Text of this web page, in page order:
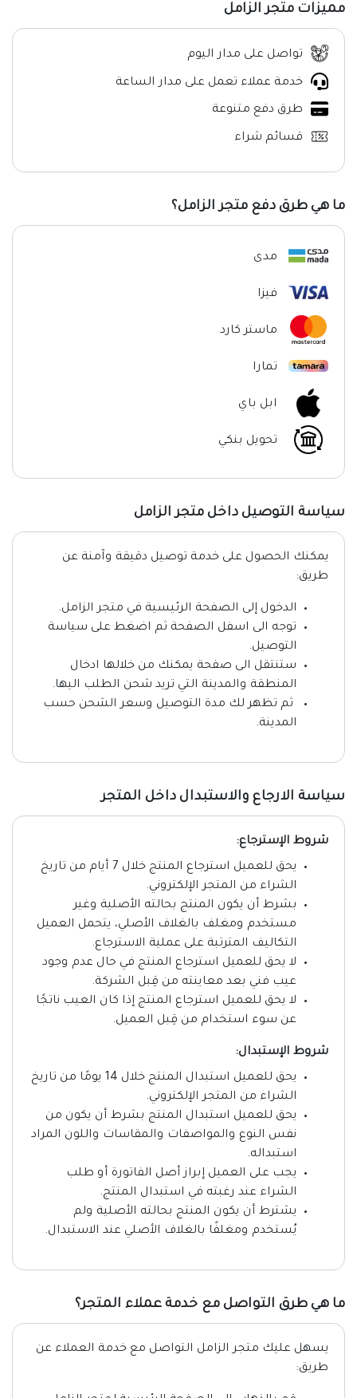
مميزات متجر الزامل
تواصل على مدار اليوم
خدمة عملاء تعمل على مدار الساعة
طرق دفع متنوعة
قسائم شراء
ما هي طرق دفع متجر الزامل؟
مدى
فيزا
ماستر كارد
تمارا
ابل باي
تحويل بنكي
سياسة التوصيل داخل متجر الزامل
يمكنك الحصول على خدمة توصيل دقيقة وآمنة عن
طريق:
الدخول إلى الصفحة الرئيسية في متجر الزامل.
توجه الى اسفل الصفحة ثم اضغط على سياسة
التوصيل.
ستنتقل الى صفحة يمكنك من خلالها ادخال
المنطقة والمدينة التي تريد شحن الطلب اليها.
ثم تظهر لك مدة التوصيل وسعر الشحن حسب
المدينة.
سياسة الارجاع والاستبدال داخل المتجر
شروط الإسترجاع:
يحق للعميل استرجاع المنتج خلال 7 أيام من تاريخ
الشراء من المتجر الإلكتروني.
بشرط أن يكون المنتج بحالته الأصلية وغير
مستخدم ومغلف بالغلاف الأصلي، يتحمل العميل
التكاليف المترتبة على عملية الاسترجاع.
لا يحق للعميل استرجاع المنتج في حال عدم وجود
عيب فني بعد معاينته من قِبل الشركة.
لا يحق للعميل استرجاع المنتج إذا كان العيب ناتجًا
عن سوء استخدام من قِبل العميل.
شروط الإستبدال:
يحق للعميل استبدال المنتج خلال 14 يومًا من تاريخ
الشراء من المتجر الإلكتروني.
يحق للعميل استبدال المنتج بشرط أن يكون من
نفس النوع والمواصفات والمقاسات واللون المراد
استبداله.
يجب على العميل إبراز أصل الفاتورة أو طلب
الشراء عند رغبته في استبدال المنتج.
يشترط أن يكون المنتج بحالته الأصلية ولم
يُستخدم ومغلفًا بالغلاف الأصلي عند الاستبدال.
ما هي طرق التواصل مع خدمة عملاء المتجر؟
يسهل عليك متجر الزامل التواصل مع خدمة العملاء عن
طريق: